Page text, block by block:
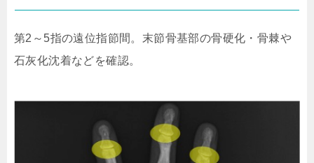
第2～5指の遠位指節間。末節骨基部の骨硬化・骨棘や
石灰化沈着などを確認。